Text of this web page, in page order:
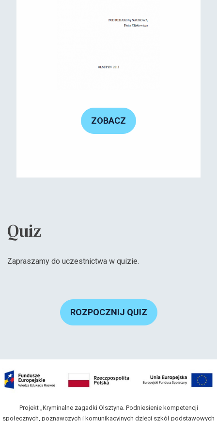
ZOBACZ
Quiz
Zapraszamy do uczestnictwa w quizie.
ROZPOCZNIJ QUIZ
Projekt „Kryminalne zagadki Olsztyna. Podniesienie kompetencji
społecznych, poznawczych i komunikacyjnych dzieci szkół podstawowych